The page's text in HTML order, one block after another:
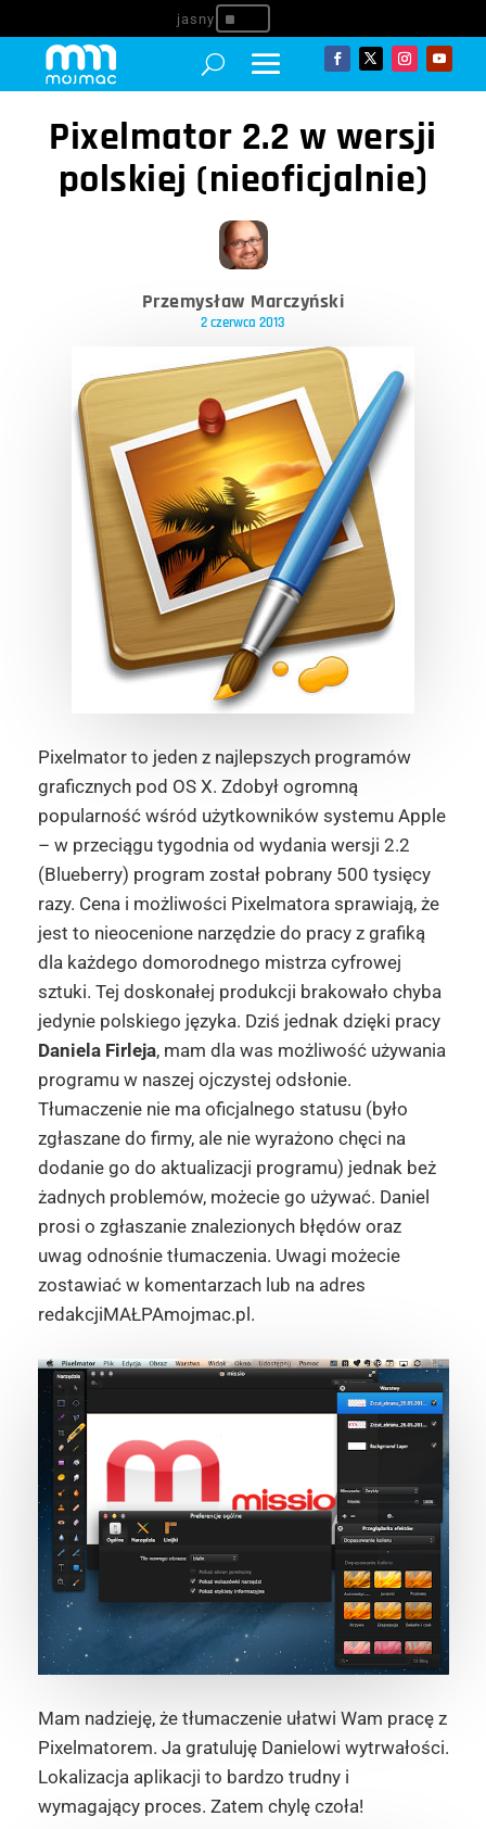
^
Pixelmator 2.2 w wersji
polskiej (nieoficjalnie)
Przemysław Marczyński
2 czerwca 2013
Pixelmator to jeden z najlepszych programów
graficznych pod OS X. Zdobył ogromną
popularność wśród użytkowników systemu Apple
– w przeciągu tygodnia od wydania wersji 2.2
(Blueberry) program został pobrany 500 tysięcy
razy. Cena i możliwości Pixelmatora sprawiają, że
jest to nieocenione narzędzie do pracy z grafiką
dla każdego domorodnego mistrza cyfrowej
sztuki. Tej doskonałej produkcji brakowało chyba
jedynie polskiego języka. Dziś jednak dzięki pracy
Daniela Firleja, mam dla was możliwość używania
programu w naszej ojczystej odsłonie.
Tłumaczenie nie ma oficjalnego statusu (było
zgłaszane do firmy, ale nie wyrażono chęci na
dodanie go do aktualizacji programu) jednak beż
żadnych problemów, możecie go używać. Daniel
prosi o zgłaszanie znalezionych błędów oraz
uwag odnośnie tłumaczenia. Uwagi możecie
zostawiać w komentarzach lub na adres
redakcjiMAŁPAmojmac.pl.
Mam nadzieję, że tłumaczenie ułatwi Wam pracę z
Pixelmatorem. Ja gratuluję Danielowi wytrwałości.
Lokalizacja aplikacji to bardzo trudny i
wymagający proces. Zatem chylę czoła!